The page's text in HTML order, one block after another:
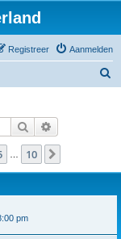
Aanmelden
Registreer
Zoek
10
pm